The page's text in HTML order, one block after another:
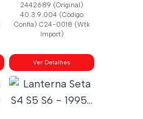
2442689 (Original)
40.3.9.004 (Código
Confia) C24-0018 (Wtk
Import)
Ver Detalhes